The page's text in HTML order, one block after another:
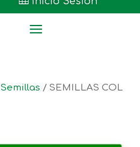
Semillas / SEMILLAS COL